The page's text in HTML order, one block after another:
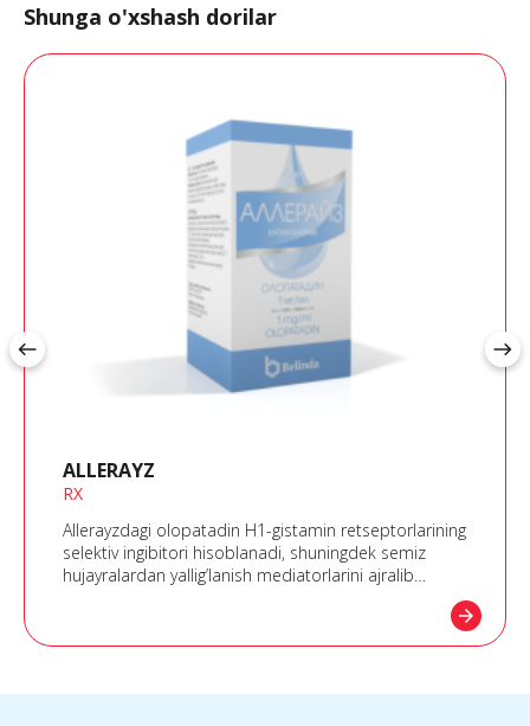
Shunga o'xshash dorilar
ALLERAYZ
RX
Allerayzdagi olopatadin H1-gistamin retseptorlarining
selektiv ingibitori hisoblanadi, shuningdek semiz
hujayralardan yallig’lanish mediatorlarini ajralib
arrow_forward
west east